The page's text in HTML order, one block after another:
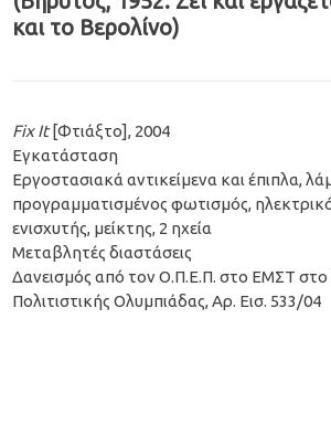
και το Βερολίνο)
Fix It[Φτιάξτο], 2004
Εγκατάσταση
Εργοστασιακά αντικείμενα και έπιπλα,
προγραμματισμένος φωτισμός,
ενισχυτής, μείκτης, 2 ηχεία
Μεταβλητές διαστάσεις
Δανεισμός από τον Ο.Π.Ε.Π. στο ΕΜΣΤ στο
Πολιτιστικής Ολυμπιάδας, Αρ. Εισ. 533/04